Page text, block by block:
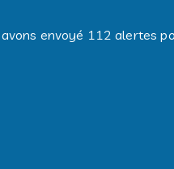
envoyé 112 alertes